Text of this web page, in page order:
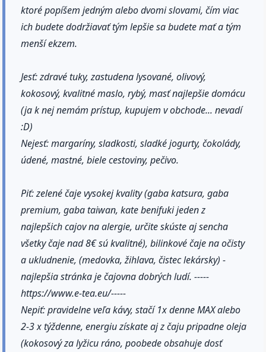
ktoré popíšem jedným alebo dvomi slovami, čím viac
ich budete dodržiavať tým lepšie sa budete mať a tým
menší ekzem.
Jesť: zdravé tuky, zastudena lysované, olivový,
kokosový, kvalitné maslo, rybý, masť najlepšie domácu
(ja k nej nemám prístup, kupujem v obchode... nevadí
:D)
Nejesť: margaríny, sladkosti, sladké jogurty, čokolády,
údené, mastné, biele cestoviny, pečivo.
Piť: zelené čaje vysokej kvality (gaba katsura, gaba
premium, gaba taiwan, kate benifuki jeden z
najlepšich cajov na alergie, určite skúste aj sencha
všetky čaje nad 8€ sú kvalitné), bilinkové čaje na očisty
a ukludnenie, (medovka, žihlava, čistec lekársky) -
najlepšia stránka je čajovna dobrých ludí. -----
https://www.e-tea.eu/-----
Nepiť: pravidelne veľa kávy, stačí 1x denne MAX alebo
2-3 x týždenne, energiu získate aj z čaju pripadne oleja
(kokosový za lyžicu ráno, poobede obsahuje dosť